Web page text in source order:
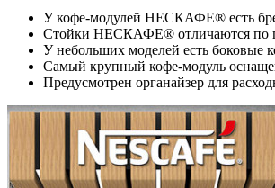
У кофе-модулей НЕСКАФЕ® есть
Стойки НЕСКАФЕ® отличаются по
У небольших моделей есть боковые
Самый крупный кофе-модуль
Предусмотрен органайзер для